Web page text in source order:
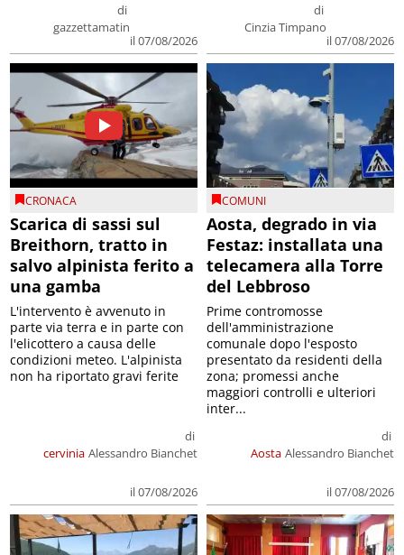
di
gazzettamatin
il 07/08/2026
di
Cinzia Timpano
il 07/08/2026
CRONACA
Scarica di sassi sul
Breithorn, tratto in
salvo alpinista ferito a
una gamba
cervinia
di
Alessandro Bianchet
il 07/08/2026
L'intervento è avvenuto in
parte via terra e in parte con
l'elicottero a causa delle
condizioni meteo. L'alpinista
non ha riportato gravi ferite
COMUNI
Aosta, degrado in via
Festaz: installata una
telecamera alla Torre
del Lebbroso
Aosta
di
Alessandro Bianchet
il 07/08/2026
Prime contromosse
dell'amministrazione
comunale dopo l'esposto
presentato da residenti della
zona; promessi anche
maggiori controlli e ulteriori
inter...